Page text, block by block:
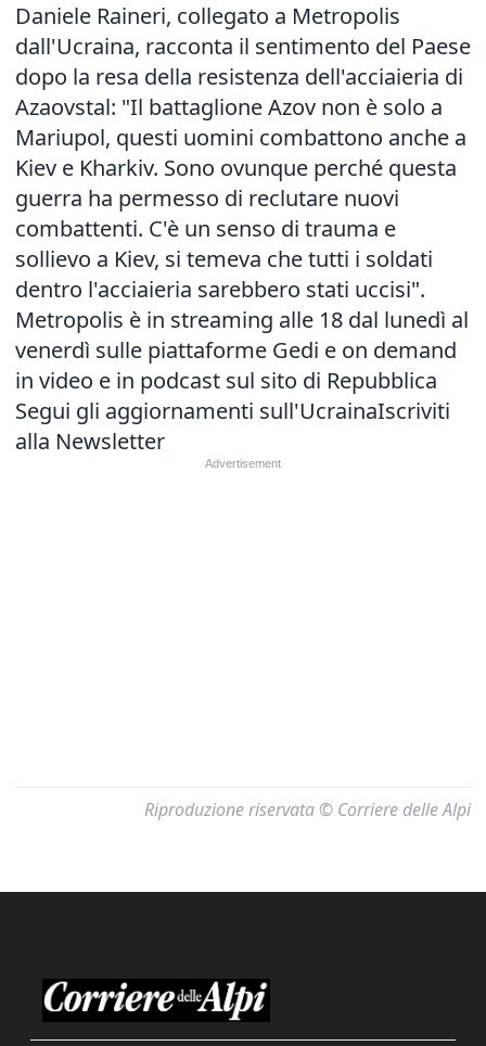
Daniele Raineri, collegato a Metropolis
dall'Ucraina, racconta il sentimento del Paese
dopo la resa della resistenza dell'acciaieria di
Azaovstal: "Il battaglione Azov non è solo a
Mariupol, questi uomini combattono anche a
Kiev e Kharkiv. Sono ovunque perché questa
guerra ha permesso di reclutare nuovi
combattenti. C'è un senso di trauma e
sollievo a Kiev, si temeva che tutti i soldati
dentro l'acciaieria sarebbero stati uccisi".
Metropolis è in streaming alle 18 dal lunedì al
venerdì sulle piattaforme Gedi e on demand
in video e in podcast sul sito di Repubblica
Segui gli aggiornamenti sull'UcrainaIscriviti
alla Newsletter
Riproduzione riservata © Corriere delle Alpi